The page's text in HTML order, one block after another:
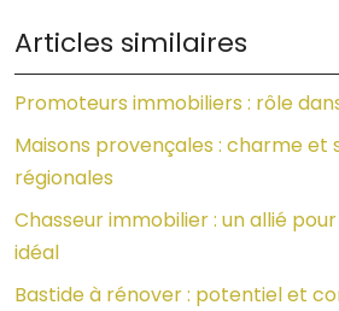
Articles similaires
Promoteurs immobiliers : rôle
Maisons provençales : charme et
régionales
Chasseur immobilier : un allié
idéal
Bastide à rénover : potentiel et